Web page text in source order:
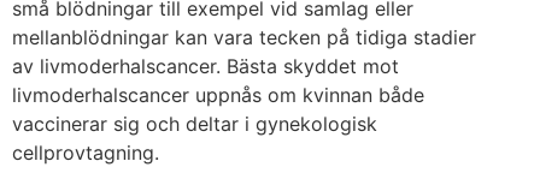
små blödningar till exempel vid samlag eller
mellanblödningar kan vara tecken på tidiga stadier
av livmoderhalscancer. Bästa skyddet mot
livmoderhalscancer uppnås om kvinnan både
vaccinerar sig och deltar i gynekologisk
cellprovtagning.